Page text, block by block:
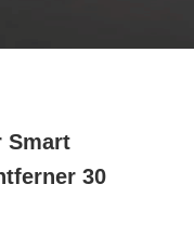
Smart
30